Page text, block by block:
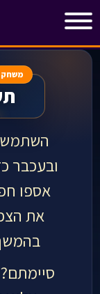
משחק
ובעכבר
אספו
את